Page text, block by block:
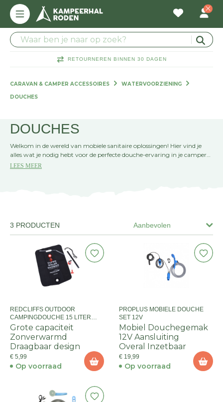
RETOURNEREN BINNEN 30 DAGEN
CARAVAN & CAMPER ACCESSOIRES
WATERVOORZIENING
DOUCHES
DOUCHES
Welkom in de wereld van mobiele sanitaire oplossingen! Hier vind je
alles wat je nodig hebt voor de perfecte douche-ervaring in je camper
of caravan.
LEES MEER
Aanbevolen
3 PRODUCTEN
REDCLIFFS OUTDOOR
CAMPINGDOUCHE 15 LITER
ZWART
Grote capaciteit
Zonverwarmd
Draagbaar design
€ 5,99
Op voorraad
PROPLUS MOBIELE DOUCHE
SET 12V
Mobiel Douchegemak
12V Aansluiting
Overal Inzetbaar
€ 19,99
Op voorraad